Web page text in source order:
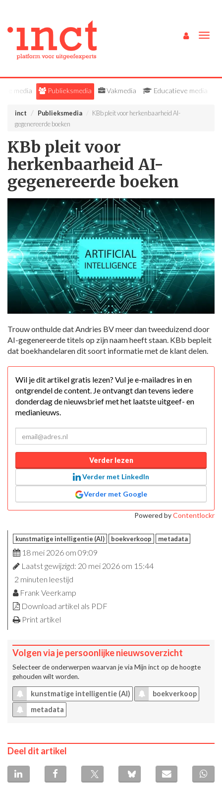
Alle media Publieksmedia Vakmedia Educatieve media
inct Publieksmedia
KBb pleit voor herkenbaarheid AI-
gegenereerde boeken
KBb pleit voor
herkenbaarheid AI-
gegenereerde boeken
Trouw onthulde dat Andries BV meer dan tweeduizend door
AI-gegenereerde titels op zijn naam heeft staan. KBb bepleit
dat boekhandelaren dit soort informatie met de klant delen.
Wil je dit artikel gratis lezen? Vul je e-mailadres in en
ontgrendel de content. Je ontvangt dan tevens iedere
donderdag de nieuwsbrief met het laatste uitgeef- en
medianieuws.
Verder lezen
Verder met LinkedIn
Verder met Google
Powered byContentlockr
kunstmatige intelligentie (AI) boekverkoop metadata
18 mei 2026 om 09:09
Laatst gewijzigd: 20 mei 2026 om 15:44
2 minuten leestijd
Frank Veerkamp
Download artikel als PDF
Print artikel
Volgen via je persoonlijke nieuwsoverzicht
Selecteer de onderwerpen waarvan je via Mijn inct op de hoogte
gehouden wilt worden.
kunstmatige intelligentie (AI)
boekverkoop
metadata
Deel dit artikel